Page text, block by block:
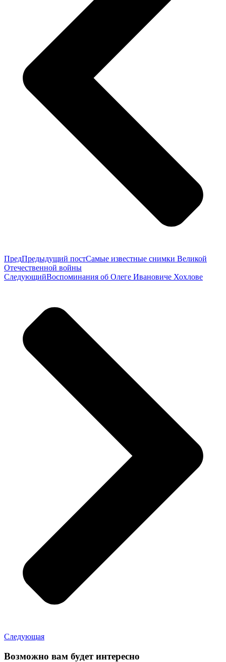
ПредПредыдущий постСамые известные снимки Великой
Отечественной войны
СледующийВоспоминания об Олеге Ивановиче Хохлове
Следующая
Возможно вам будет интересно